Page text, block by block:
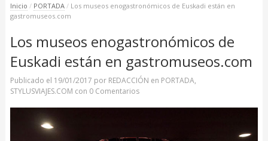
Inicio / PORTADA / Los museos enogastronómicos de Euskadi están en
gastromuseos.com
Los museos enogastronómicos de
Euskadi están en gastromuseos.com
Publicado el 19/01/2017 por REDACCIÓN en PORTADA,
STYLUSVIAJES.COM con 0 Comentarios